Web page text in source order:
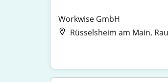
Workwise GmbH
Rüsselsheim am Main,